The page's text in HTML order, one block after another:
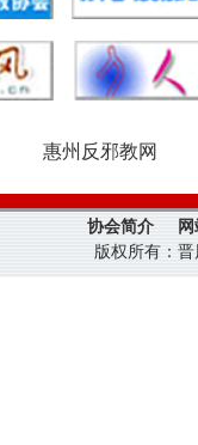
惠州反邪教网
协会简介
版权所有：